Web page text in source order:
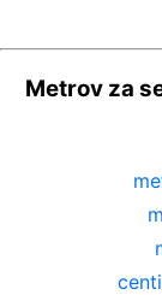
Metrov za